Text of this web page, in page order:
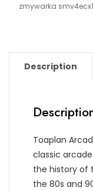
zmywarka
Description
Toaplan
classic
the history of
the 80s and